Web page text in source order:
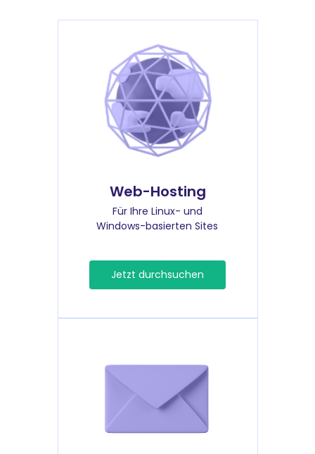
Web-Hosting
Für Ihre Linux- und
Windows-basierten Sites
Jetzt durchsuchen